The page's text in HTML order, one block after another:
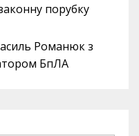
порубку
Романюк з
БпЛА